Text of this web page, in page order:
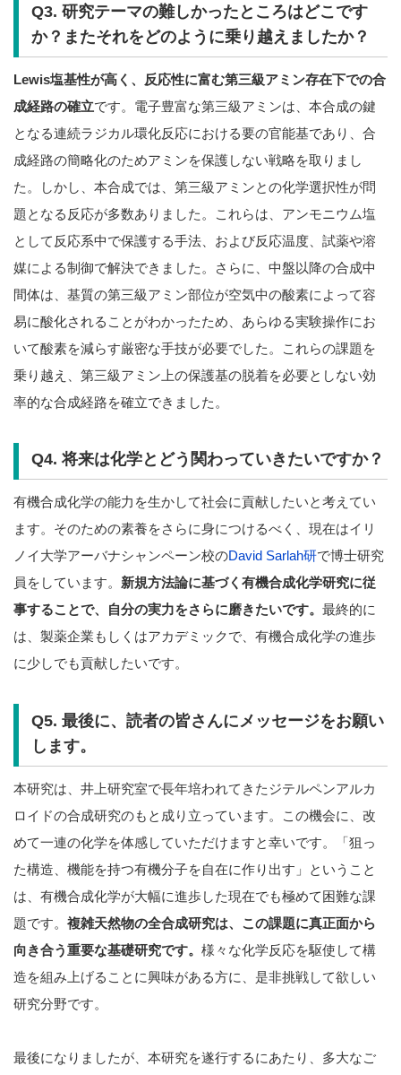
Q3. 研究テーマの難しかったところはどこです
か？またそれをどのように乗り越えましたか？
Lewis塩基性が高く、反応性に富む第三級アミン存在下での合
成経路の確立です。電子豊富な第三級アミンは、本合成の鍵
となる連続ラジカル環化反応における要の官能基であり、合
成経路の簡略化のためアミンを保護しない戦略を取りまし
た。しかし、本合成では、第三級アミンとの化学選択性が問
題となる反応が多数ありました。これらは、アンモニウム塩
として反応系中で保護する手法、および反応温度、試薬や溶
媒による制御で解決できました。さらに、中盤以降の合成中
間体は、基質の第三級アミン部位が空気中の酸素によって容
易に酸化されることがわかったため、あらゆる実験操作にお
いて酸素を減らす厳密な手技が必要でした。これらの課題を
乗り越え、第三級アミン上の保護基の脱着を必要としない効
率的な合成経路を確立できました。
Q4. 将来は化学とどう関わっていきたいですか？
有機合成化学の能力を生かして社会に貢献したいと考えてい
ます。そのための素養をさらに身につけるべく、現在はイリ
ノイ大学アーバナシャンペーン校のDavid Sarlah研で博士研究
員をしています。 新規方法論に基づく有機合成化学研究に従
事することで、自分の実力をさらに磨きたいです。 最終的に
は、製薬企業もしくはアカデミックで、有機合成化学の進歩
に少しでも貢献したいです。
Q5. 最後に、読者の皆さんにメッセージをお願い
します。
本研究は、井上研究室で長年培われてきたジテルペンアルカ
ロイドの合成研究のもと成り立っています。この機会に、改
めて一連の化学を体感していただけますと幸いです。「狙っ
た構造、機能を持つ有機分子を自在に作り出す」ということ
は、有機合成化学が大幅に進歩した現在でも極めて困難な課
題です。 複雑天然物の全合成研究は、この課題に真正面から
向き合う重要な基礎研究です。 様々な化学反応を駆使して構
造を組み上げることに興味がある方に、是非挑戦して欲しい
研究分野です。
最後になりましたが、本研究を遂行するにあたり、多大なご